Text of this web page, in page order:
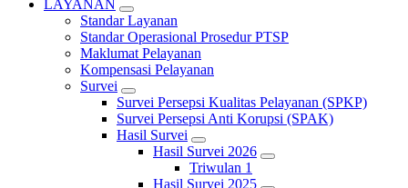
LAYANAN
Standar Layanan
Standar Operasional Prosedur PTSP
Maklumat Pelayanan
Kompensasi Pelayanan
Survei
Survei Persepsi Kualitas Pelayanan (SPKP)
Survei Persepsi Anti Korupsi (SPAK)
Hasil Survei
Hasil Survei 2026
Triwulan 1
Hasil Survei 2025